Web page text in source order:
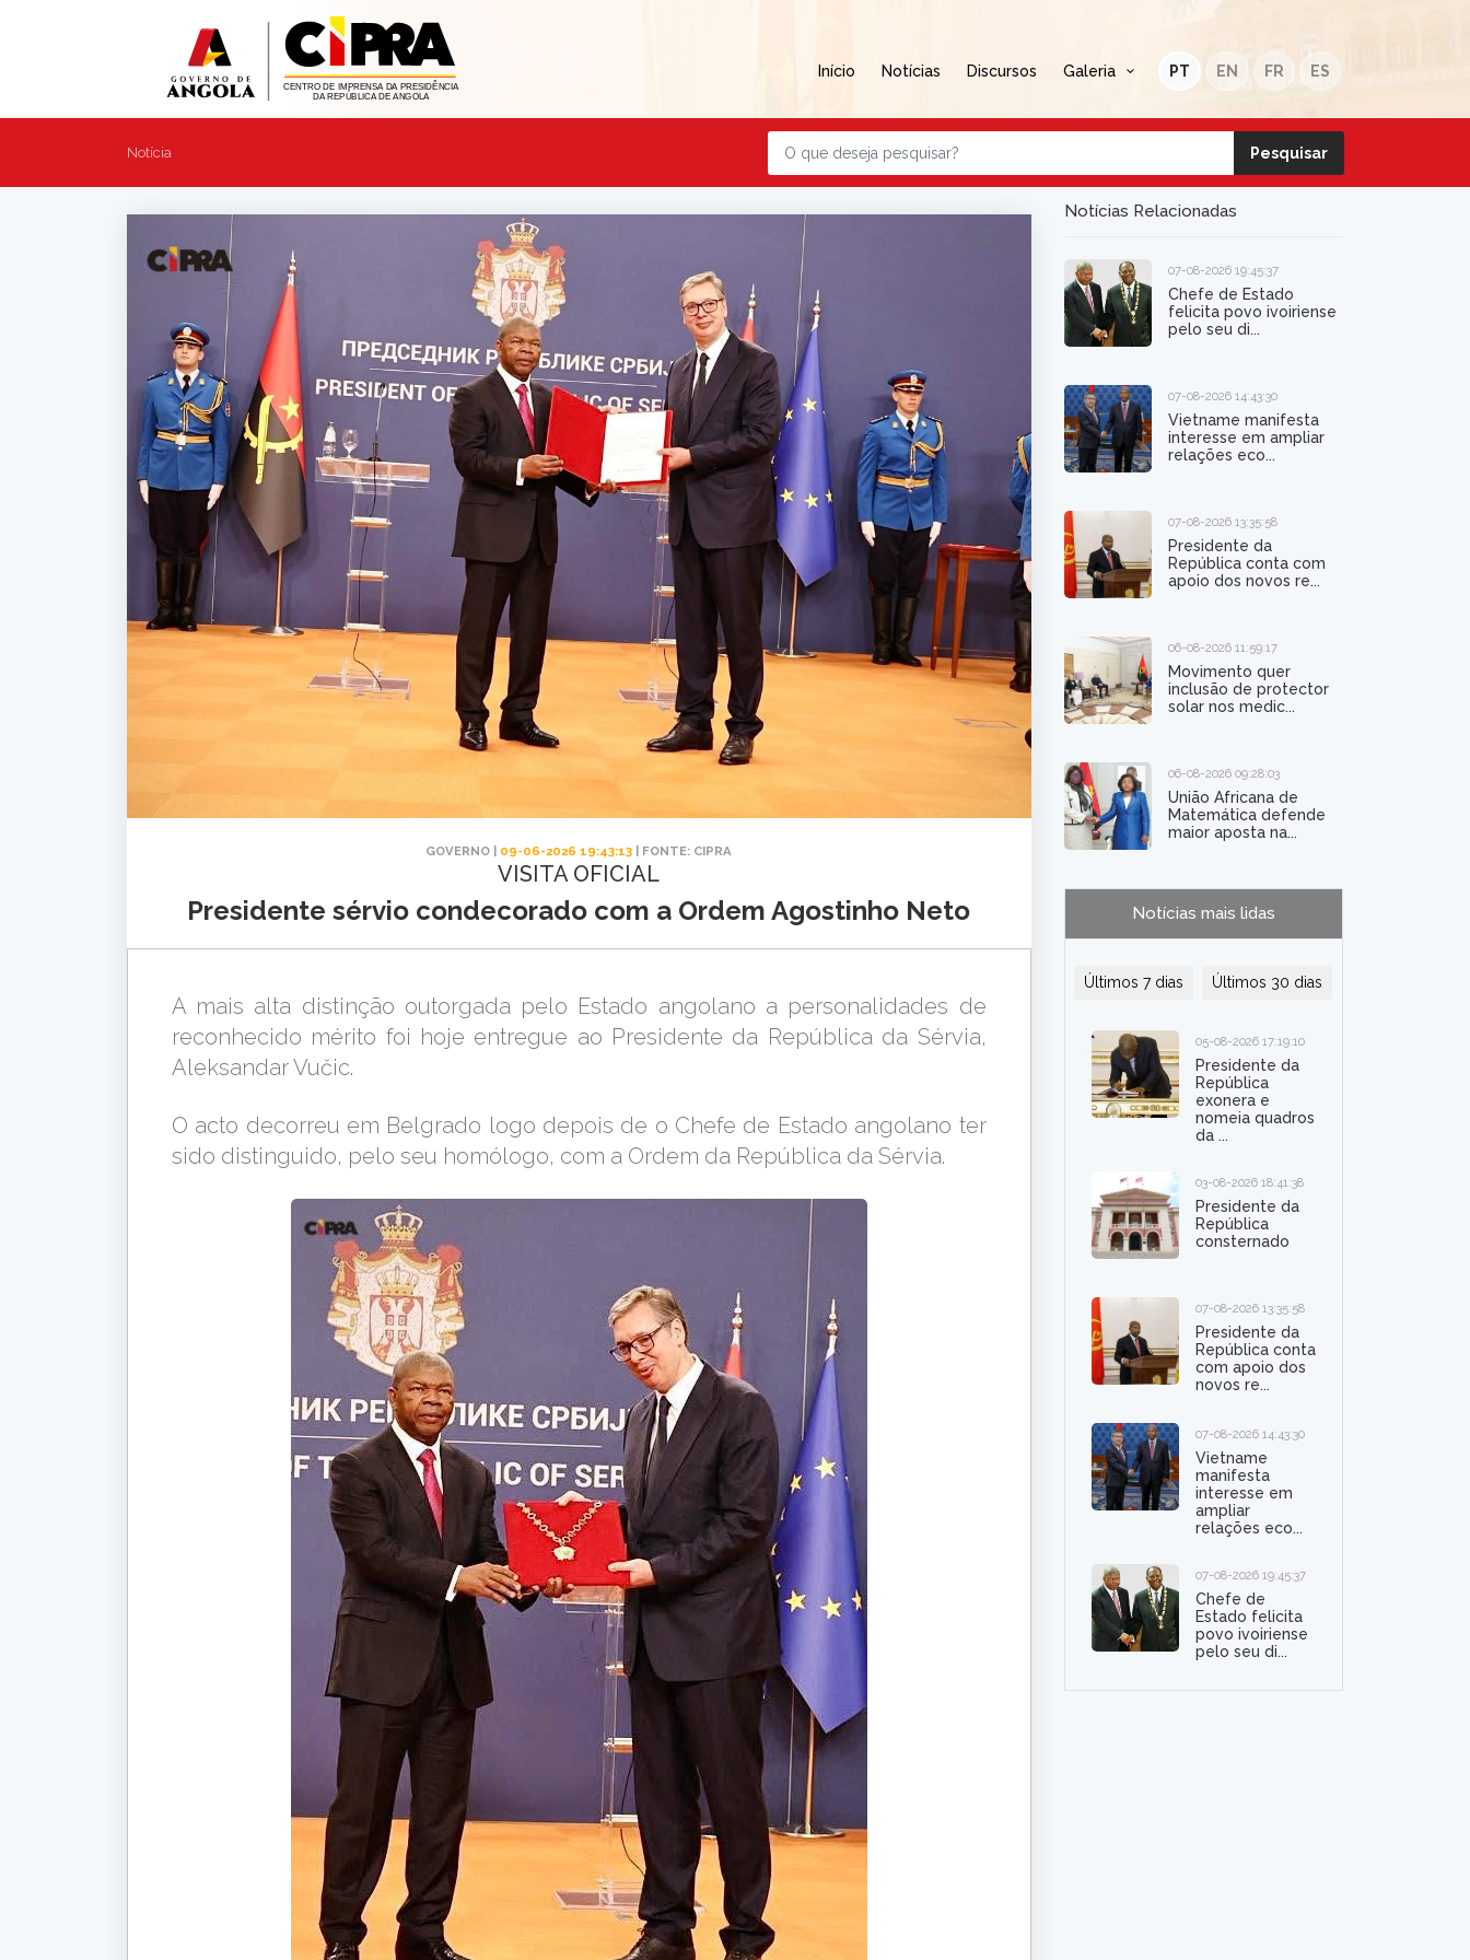
Início Notícias Discursos Galeria PT EN FR ES
Notícia
GOVERNO | 09-06-2026 19:43:13 | FONTE: CIPRA
VISITA OFICIAL
Presidente sérvio condecorado com a Ordem Agostinho Neto
A mais alta distinção outorgada pelo Estado angolano a personalidades de
reconhecido mérito foi hoje entregue ao Presidente da República da Sérvia,
Aleksandar Vučic.
O acto decorreu em Belgrado logo depois de o Chefe de Estado angolano ter
sido distinguido, pelo seu homólogo, com a Ordem da República da Sérvia.
Notícias Relacionadas
07-08-2026 19:45:37
Chefe de Estado
felicita povo ivoiriense
pelo seu di...
07-08-2026 14:43:30
Vietname manifesta
interesse em ampliar
relações eco...
07-08-2026 13:35:58
Presidente da
República conta com
apoio dos novos re...
06-08-2026 11:59:17
Movimento quer
inclusão de protector
solar nos medic...
06-08-2026 09:28:03
União Africana de
Matemática defende
maior aposta na...
Notícias mais lidas
Últimos 7 dias Últimos 30 dias
05-08-2026 17:19:10
Presidente da
República
exonera e
nomeia quadros
da ...
03-08-2026 18:41:38
Presidente da
República
consternado
07-08-2026 13:35:58
Presidente da
República conta
com apoio dos
novos re...
07-08-2026 14:43:30
Vietname
manifesta
interesse em
ampliar
relações eco...
07-08-2026 19:45:37
Chefe de
Estado felicita
povo ivoiriense
pelo seu di...